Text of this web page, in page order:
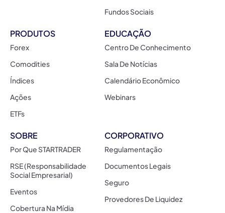
Fundos Sociais
PRODUTOS
Forex
Comodities
Índices
Ações
ETFs
EDUCAÇÃO
Centro De Conhecimento
Sala De Notícias
Calendário Econômico
Webinars
SOBRE
Por Que STARTRADER
RSE (Responsabilidade
Social Empresarial)
Eventos
Cobertura Na Mídia
CORPORATIVO
Regulamentação
Documentos Legais
Seguro
Provedores De Liquidez